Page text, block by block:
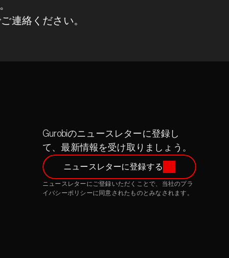
連絡ください。
Gurobiのニュースレターに登録し
て、最新情報を受け取りましょう。
ニュースレターに登録する
ニュースレターにご登録いただくことで、当社のプラ
イバシーポリシーに同意されたものとみなされます。